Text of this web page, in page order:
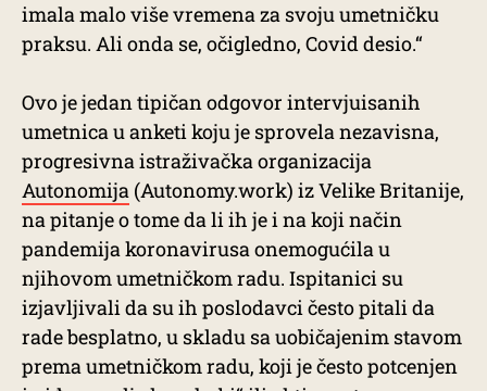
imala malo više vremena za svoju umetničku
praksu. Ali onda se, očigledno, Covid desio.“
Ovo je jedan tipičan odgovor intervjuisanih
umetnica u anketi koju je sprovela nezavisna,
progresivna istraživačka organizacija
Autonomija (Autonomy.work) iz Velike Britanije,
na pitanje o tome da li ih je i na koji način
pandemija koronavirusa onemogućila u
njihovom umetničkom radu. Ispitanici su
izjavljivali da su ih poslodavci često pitali da
rade besplatno, u skladu sa uobičajenim stavom
prema umetničkom radu, koji je često potcenjen